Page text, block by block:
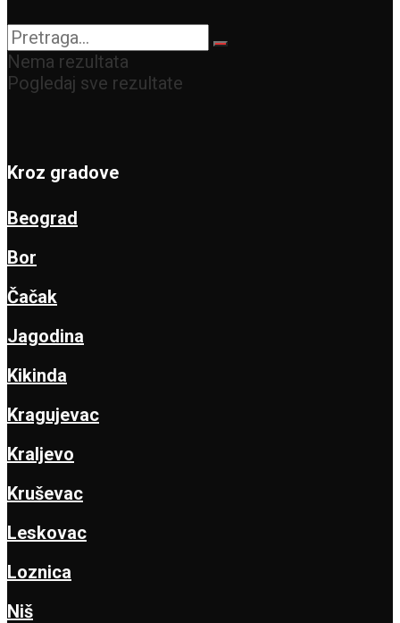
vikend
Nema rezultata
Pogledaj sve rezultate
Kroz gradove
Beograd
Bor
Čačak
Jagodina
Kikinda
Kragujevac
Kraljevo
Kruševac
Leskovac
Loznica
Niš